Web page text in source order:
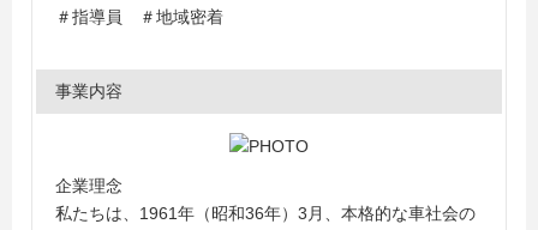
＃指導員 ＃地域密着
事業内容
企業理念
私たちは、1961年（昭和36年）3月、本格的な車社会の